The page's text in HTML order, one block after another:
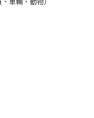
車輛、動物）